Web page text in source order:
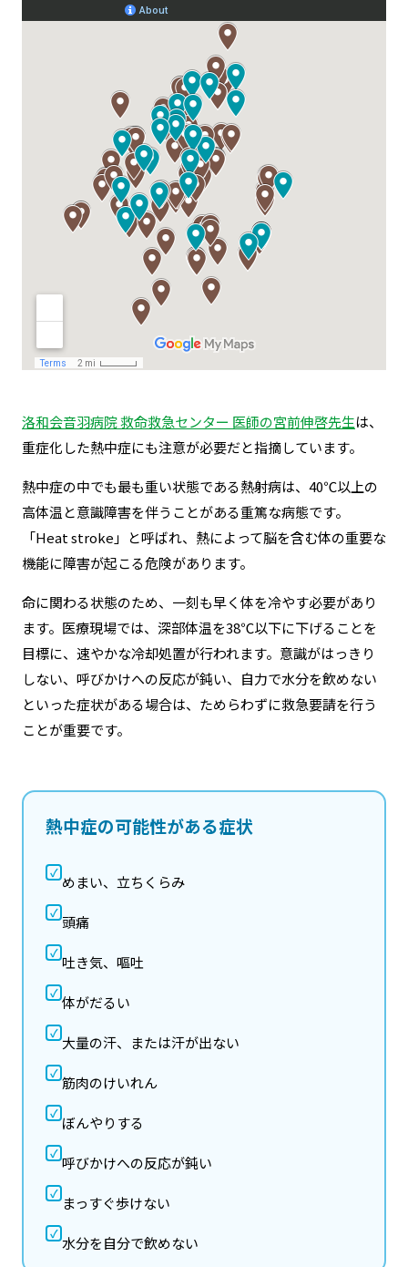
洛和会音羽病院 救命救急センター 医師の宮前伸啓先生は、
重症化した熱中症にも注意が必要だと指摘しています。
熱中症の中でも最も重い状態である熱射病は、40℃以上の
高体温と意識障害を伴うことがある重篤な病態です。
「Heat stroke」と呼ばれ、熱によって脳を含む体の重要な
機能に障害が起こる危険があります。
命に関わる状態のため、一刻も早く体を冷やす必要があり
ます。医療現場では、深部体温を38℃以下に下げることを
目標に、速やかな冷却処置が行われます。意識がはっきり
しない、呼びかけへの反応が鈍い、自力で水分を飲めない
といった症状がある場合は、ためらわずに救急要請を行う
ことが重要です。
熱中症の可能性がある症状
✓
めまい、立ちくらみ
✓
頭痛
✓
吐き気、嘔吐
✓
体がだるい
✓
大量の汗、または汗が出ない
✓
筋肉のけいれん
✓
ぼんやりする
✓
呼びかけへの反応が鈍い
✓
まっすぐ歩けない
✓
水分を自分で飲めない